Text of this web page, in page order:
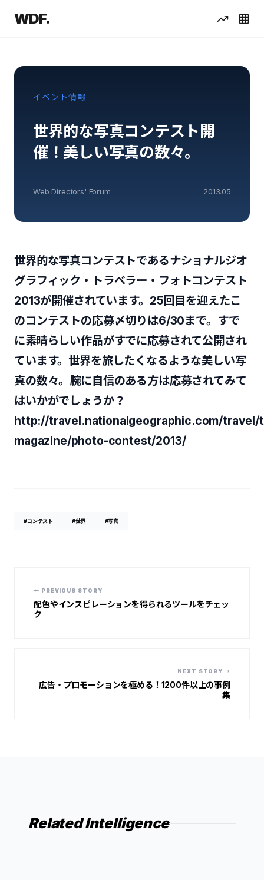
WDF.
イベント情報
世界的な写真コンテスト開
催！美しい写真の数々。
Web Directors' Forum 2013.05
世界的な写真コンテストであるナショナルジオ
グラフィック・トラベラー・フォトコンテスト
2013が開催されています。25回目を迎えたこ
のコンテストの応募〆切りは6/30まで。すで
に素晴らしい作品がすでに応募されて公開され
ています。世界を旅したくなるような美しい写
真の数々。腕に自信のある方は応募されてみて
はいかがでしょうか？
http://travel.nationalgeographic.com/travel/
magazine/photo-contest/2013/
#コンテスト #世界 #写真
← PREVIOUS STORY
配色やインスピレーションを得られるツールをチェッ
ク
NEXT STORY →
広告・プロモーションを極める！1200件以上の事例
集
Related Intelligence